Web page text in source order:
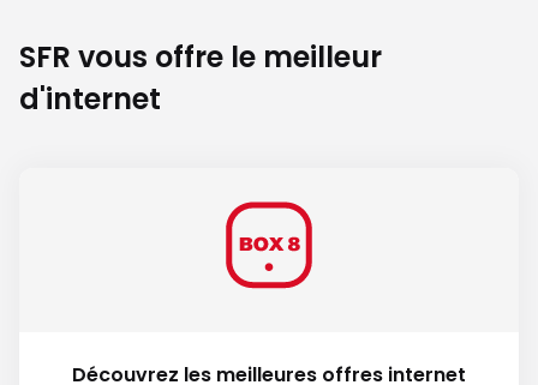
SFR vous offre le meilleur
d'internet
Découvrez les meilleures offres internet